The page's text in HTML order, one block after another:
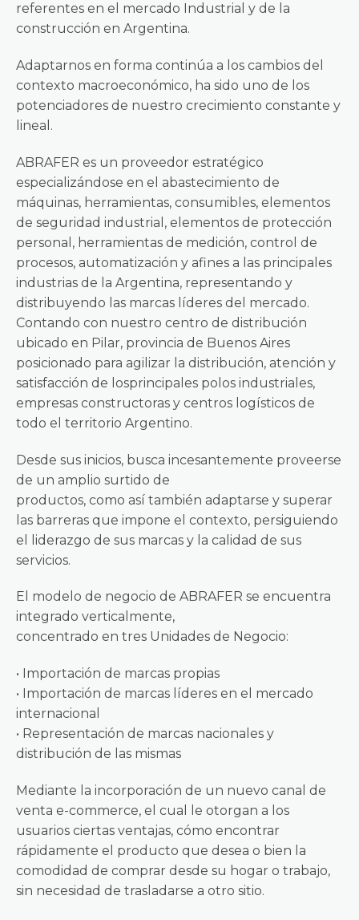
referentes en el mercado Industrial y de la
construcción en Argentina.
Adaptarnos en forma continúa a los cambios del
contexto macroeconómico, ha sido uno de los
potenciadores de nuestro crecimiento constante y
lineal.
ABRAFER es un proveedor estratégico
especializándose en el abastecimiento de
máquinas, herramientas, consumibles, elementos
de seguridad industrial, elementos de protección
personal, herramientas de medición, control de
procesos, automatización y afines a las principales
industrias de la Argentina, representando y
distribuyendo las marcas líderes del mercado.
Contando con nuestro centro de distribución
ubicado en Pilar, provincia de Buenos Aires
posicionado para agilizar la distribución, atención y
satisfacción de losprincipales polos industriales,
empresas constructoras y centros logísticos de
todo el territorio Argentino.
Desde sus inicios, busca incesantemente proveerse
de un amplio surtido de
productos, como así también adaptarse y superar
las barreras que impone el contexto, persiguiendo
el liderazgo de sus marcas y la calidad de sus
servicios.
El modelo de negocio de ABRAFER se encuentra
integrado verticalmente,
concentrado en tres Unidades de Negocio:
• Importación de marcas propias
• Importación de marcas líderes en el mercado
internacional
• Representación de marcas nacionales y
distribución de las mismas
Mediante la incorporación de un nuevo canal de
venta e-commerce, el cual le otorgan a los
usuarios ciertas ventajas, cómo encontrar
rápidamente el producto que desea o bien la
comodidad de comprar desde su hogar o trabajo,
sin necesidad de trasladarse a otro sitio.